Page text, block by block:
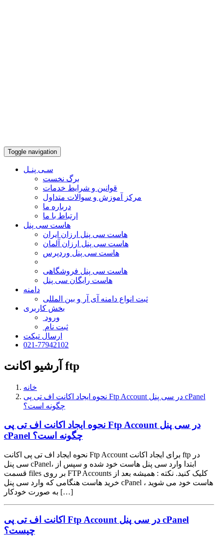
Toggle navigation
سـی پنـل
برگ نخست
قوانین و شرایط خدمات
مرکز آموزش و سوالات متداول
درباره ما
ارتباط با ما
هاست سی پنل
هاست سی پنل ارزان ایران
هاست سی پنل ارزان آلمان
هاست سی پنل وردپرس
هاست سی پنل فروشگاهی
هاست رایگان سی پنل
دامنه
ثبت انواع دامنه آی آر و بین المللی
بخش کاربری
ورود
ثبت نام
ارسال تیکت
021-77942102
آرشیو اکانت ftp
خانه
نحوه ایجاد اکانت اف تی پی Ftp Account در سی پنل cPanel
چگونه است؟
نحوه ایجاد اکانت اف تی پی Ftp Account در سی پنل
cPanel چگونه است؟
نحوه ایجاد اف تی پی اکانت Ftp Account برای ایجاد اکانت ftp در
سی پنل cPanel، ابتدا وارد سی پنل هاست خود شده و سپس از
قسمت files بر روی FTP Accounts کلیک کنید. نکته : همیشه بعد از
خرید هاست هنگامی که وارد سی پنل cPanel هاست خود می شوید ،
به صورت خودکار […]
اکانت اف تی پی Ftp Account در سی پنل cPanel
چیست؟